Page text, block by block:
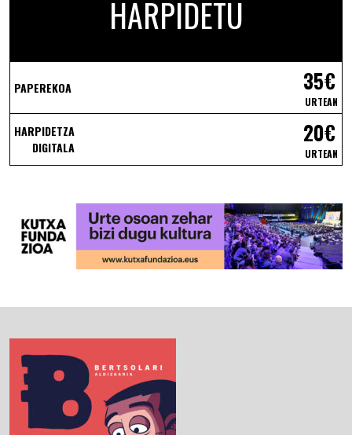
HARPIDETU
PAPEREKOA 35€
URTEAN
HARPIDETZA
DIGITALA
20€
URTEAN